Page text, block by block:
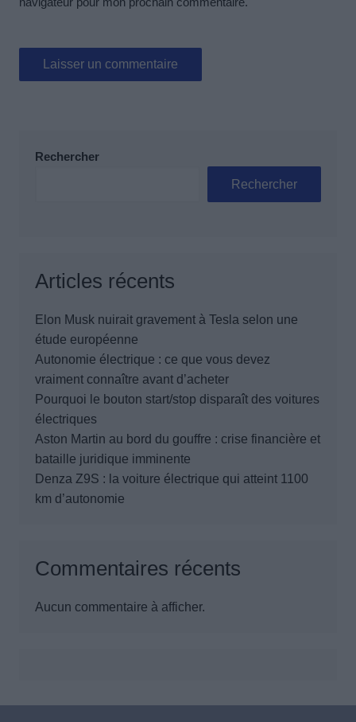
Rechercher
Rechercher
Articles récents
Elon Musk nuirait gravement à Tesla selon une
étude européenne
Autonomie électrique : ce que vous devez
vraiment connaître avant d’acheter
Pourquoi le bouton start/stop disparaît des voitures
électriques
Aston Martin au bord du gouffre : crise financière et
bataille juridique imminente
Denza Z9S : la voiture électrique qui atteint 1100
km d’autonomie
Commentaires récents
Aucun commentaire à afficher.